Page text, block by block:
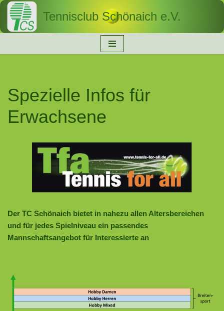
Zum
Tennisclub Schönaich e.V.
Spezielle Infos für
Erwachsene
Der TC Schönaich bietet in nahezu allen Altersbereichen
und für jedes Spielniveau ein passendes
Mannschaftsangebot für Interessierte an